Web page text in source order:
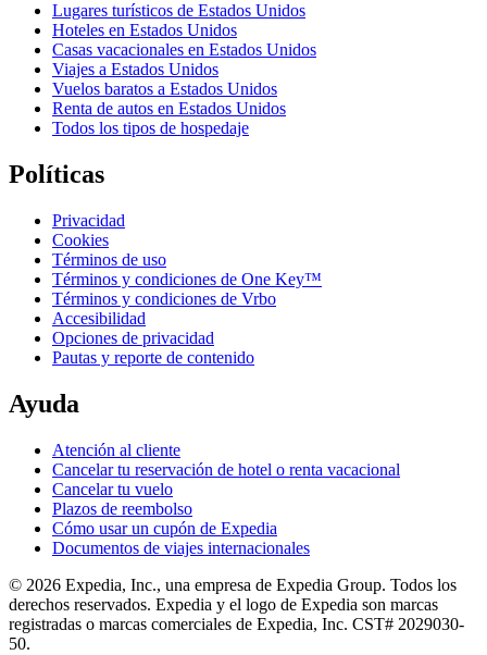
Lugares turísticos de Estados Unidos
Hoteles en Estados Unidos
Casas vacacionales en Estados Unidos
Viajes a Estados Unidos
Vuelos baratos a Estados Unidos
Renta de autos en Estados Unidos
Todos los tipos de hospedaje
Políticas
Privacidad
Cookies
Términos de uso
Términos y condiciones de One Key™
Términos y condiciones de Vrbo
Accesibilidad
Opciones de privacidad
Pautas y reporte de contenido
Ayuda
Atención al cliente
Cancelar tu reservación de hotel o renta vacacional
Cancelar tu vuelo
Plazos de reembolso
Cómo usar un cupón de Expedia
Documentos de viajes internacionales
© 2026 Expedia, Inc., una empresa de Expedia Group. Todos los
derechos reservados. Expedia y el logo de Expedia son marcas
registradas o marcas comerciales de Expedia, Inc. CST# 2029030-
50.